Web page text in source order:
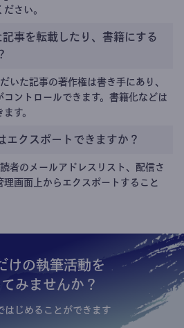
ださい。
事を転載したり、書籍にする
いた記事の著作権は書き手にあり、
コントロールできます。書籍化などは
す。
エクスポートできますか？
者のメールアドレスリスト、配信さ
理画面上からエクスポートすること
けの執筆活動を
みませんか？
はじめることができます